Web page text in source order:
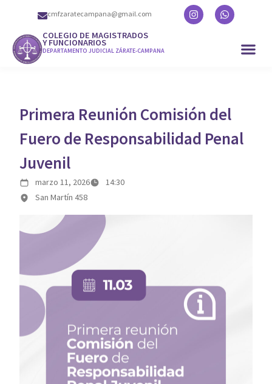
cmfzaratecampana@gmail.com
COLEGIO DE MAGISTRADOS
Y FUNCIONARIOS
DEPARTAMENTO JUDICIAL ZÁRATE-CAMPANA
Primera Reunión Comisión del
Fuero de Responsabilidad Penal
Juvenil
marzo 11, 2026
14:30
San Martín 458